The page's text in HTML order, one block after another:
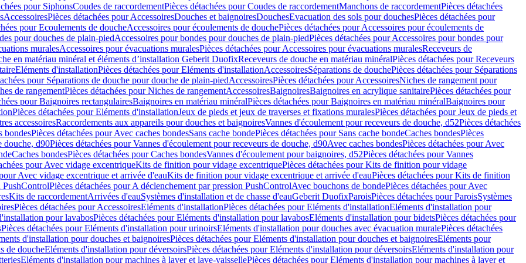
pour SiphonsCoudes de raccordementPièces détachées pour Coudes de raccordementManchons de raccordementPièces détachées
AccessoiresPièces détachées pour AccessoiresDouches et baignoiresDouchesEvacuation des sols pour douchesPièces détachées pour
pour Ecoulements de doucheAccessoires pour écoulements de douchePièces détachées pour Accessoires pour écoulements de
pour douches de plain-piedAccessoires pour bondes pour douches de plain-piedPièces détachées pour Accessoires pour bondes pour
muralesAccessoires pour évacuations muralesPièces détachées pour Accessoires pour évacuations muralesReceveurs de
en matériau minéral et éléments d’installation Geberit DuofixReceveurs de douche en matériau minéralPièces détachées pour Receveurs
Eléments d'installationPièces détachées pour Eléments d'installationAccessoiresSéparations de douchePièces détachées pour Séparations
pour Séparations de douche pour douche de plain-piedAccessoiresPièces détachées pour AccessoiresNiches de rangement pour
de rangementPièces détachées pour Niches de rangementAccessoiresBaignoiresBaignoires en acrylique sanitairePièces détachées pour
pour Baignoires rectangulairesBaignoires en matériau minéralPièces détachées pour Baignoires en matériau minéralBaignoires pour
Pièces détachées pour Eléments d'installationJeux de pieds et jeux de traverses et fixations muralesPièces détachées pour Jeux de pieds et
accessoiresRaccordements aux appareils pour douches et baignoiresVannes d'écoulement pour receveurs de douche, d52Pièces détachées
bondesPièces détachées pour Avec caches bondesSans cache bondePièces détachées pour Sans cache bondeCaches bondesPièces
douche, d90Pièces détachées pour Vannes d'écoulement pour receveurs de douche, d90Avec caches bondesPièces détachées pour Avec
Caches bondesPièces détachées pour Caches bondesVannes d'écoulement pour baignoires, d52Pièces détachées pour Vannes
pour Avec vidage excentriqueKits de finition pour vidage excentriquePièces détachées pour Kits de finition pour vidage
Avec vidage excentrique et arrivée d'eauKits de finition pour vidage excentrique et arrivée d'eauPièces détachées pour Kits de finition
PushControlPièces détachées pour A déclenchement par pression PushControlAvec bouchons de bondePièces détachées pour Avec
Kits de raccordementArrivées d'eauSystèmes d'installation et de chasse d'eauGeberit DuofixParoisPièces détachées pour ParoisSystèmes
Pièces détachées pour AccessoiresEléments d'installationPièces détachées pour Eléments d'installationEléments d'installation pour
pour lavabosPièces détachées pour Eléments d'installation pour lavabosEléments d'installation pour bidetsPièces détachées pour
Pièces détachées pour Eléments d'installation pour urinoirsEléments d'installation pour douches avec évacuation muralePièces détachées
d'installation pour douches et baignoiresPièces détachées pour Eléments d'installation pour douches et baignoiresEléments pour
de doucheEléments d'installation pour déversoirsPièces détachées pour Eléments d'installation pour déversoirsEléments d'installation pour
Eléments d'installation pour machines à laver et lave-vaissellePièces détachées pour Eléments d'installation pour machines à laver et